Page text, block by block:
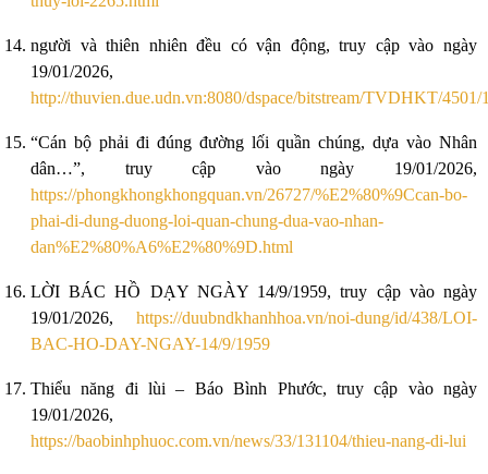
người và thiên nhiên đều có vận động, truy cập vào ngày
19/01/2026,
http://thuvien.due.udn.vn:8080/dspace/bitstream/TVDHKT/
“Cán bộ phải đi đúng đường lối quần chúng, dựa vào Nhân
dân…”, truy cập vào ngày 19/01/2026,
https://phongkhongkhongquan.vn/26727/%E2%80%9Ccan-bo-
phai-di-dung-duong-loi-quan-chung-dua-vao-nhan-
dan%E2%80%A6%E2%80%9D.html
LỜI BÁC HỒ DẠY NGÀY 14/9/1959, truy cập vào ngày
19/01/2026, https://duubndkhanhhoa.vn/noi-dung/id/438/LOI-
BAC-HO-DAY-NGAY-14/9/1959
Thiểu năng đi lùi – Báo Bình Phước, truy cập vào ngày
19/01/2026,
https://baobinhphuoc.com.vn/news/33/131104/thieu-nang-di-lui